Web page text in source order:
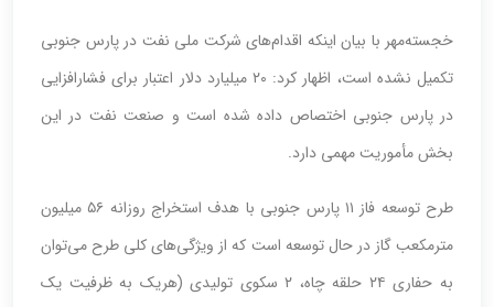
خجسته‌مهر با بیان اینکه اقدام‌های شرکت ملی نفت در پارس جنوبی
تکمیل نشده است، اظهار کرد: ۲۰ میلیارد دلار اعتبار برای فشارافزایی
در پارس جنوبی اختصاص داده شده است و صنعت نفت در این
بخش مأموریت مهمی دارد.
طرح توسعه فاز ۱۱ پارس جنوبی با هدف استخراج روزانه ۵۶ میلیون
مترمکعب گاز در حال توسعه است که از ویژگی‌های کلی طرح می‌توان
به حفاری ۲۴ حلقه چاه، ۲ سکوی تولیدی (هریک به ظرفیت یک